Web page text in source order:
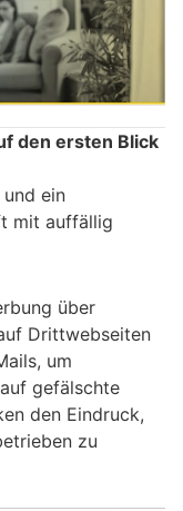
den ersten Blick
ein
mit auffällig
über
Drittwebseiten
um
gefälschte
den Eindruck,
zu